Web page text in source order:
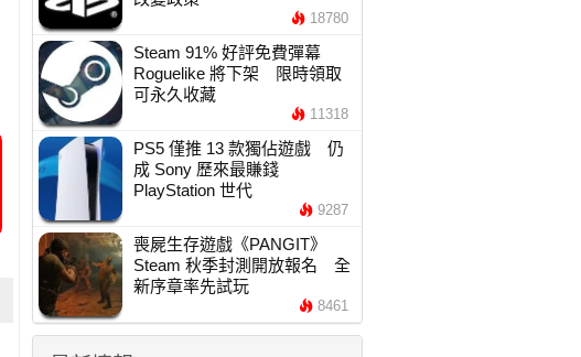
18780
Steam 91% 好評免費彈幕
Roguelike 將下架 限時領取
可永久收藏
11318
PS5 僅推 13 款獨佔遊戲 仍
成 Sony 歷來最賺錢
PlayStation 世代
9287
喪屍生存遊戲《PANGIT》
Steam 秋季封測開放報名 全
新序章率先試玩
8461